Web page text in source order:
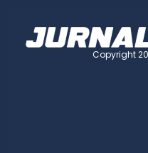
Copyright